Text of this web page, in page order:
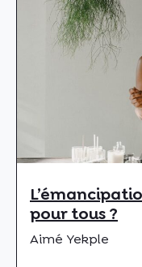
pour tous ?
Aimé Yekple